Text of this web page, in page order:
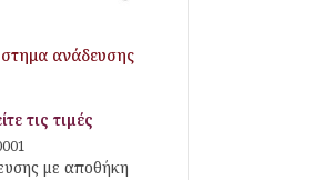
ανάδευσης
τις τιμές
με αποθήκη